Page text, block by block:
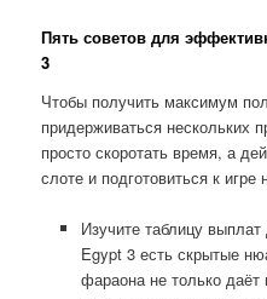
Пять советов для
3
Чтобы получить максимум
придерживаться нескольких
просто скоротать время, а
слоте и подготовиться к игре
Изучите таблицу
Egypt 3 есть скрытые
фараона не только